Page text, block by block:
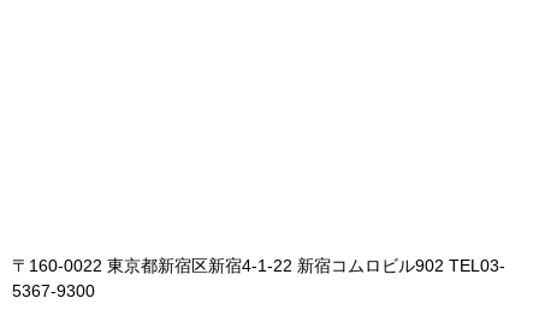
〒160-0022 東京都新宿区新宿4-1-22 新宿コムロビル902 TEL03-
5367-9300